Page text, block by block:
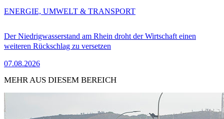
Der Niedrigwasserstand am Rhein droht der Wirtschaft einen
weiteren Rückschlag zu versetzen
07.08.2026
ENERGIE, UMWELT & TRANSPORT
MEHR AUS DIESEM BEREICH